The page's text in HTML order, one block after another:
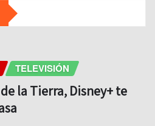
TELEVISIÓN
la Tierra, Disney+ te